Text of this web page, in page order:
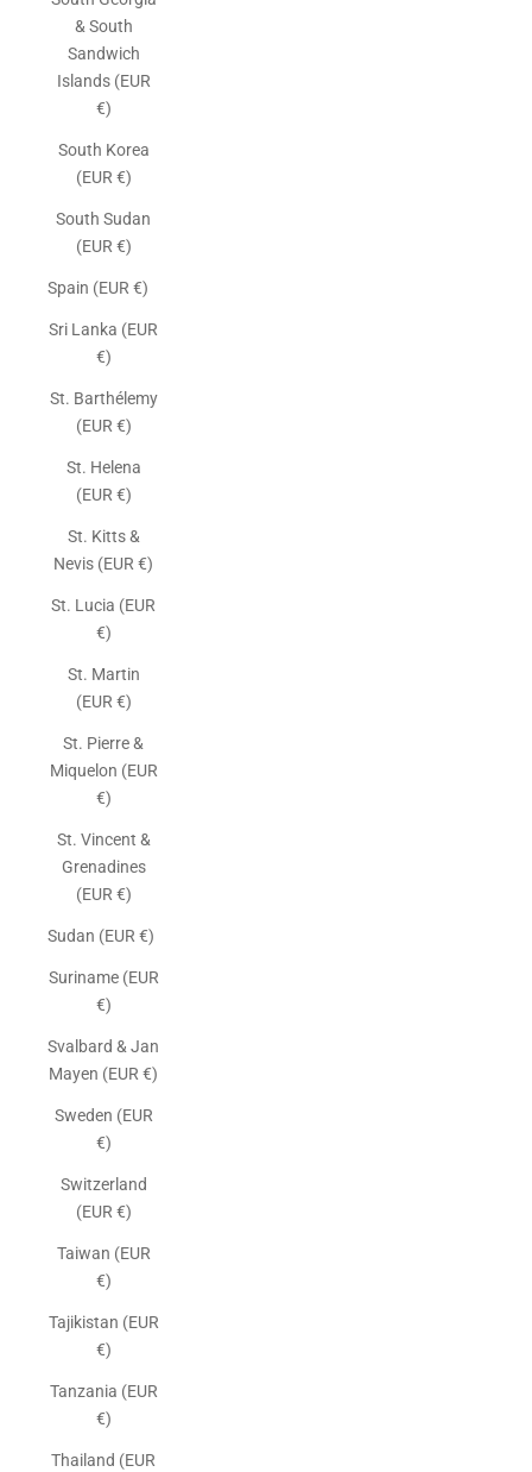
& South
Sandwich
Islands (EUR
€)
South Korea
(EUR €)
South Sudan
(EUR €)
Spain (EUR €)
Sri Lanka (EUR
€)
St. Barthélemy
(EUR €)
St. Helena
(EUR €)
St. Kitts &
Nevis (EUR €)
St. Lucia (EUR
€)
St. Martin
(EUR €)
St. Pierre &
Miquelon (EUR
€)
St. Vincent &
Grenadines
(EUR €)
Sudan (EUR €)
Suriname (EUR
€)
Svalbard & Jan
Mayen (EUR €)
Sweden (EUR
€)
Switzerland
(EUR €)
Taiwan (EUR
€)
Tajikistan (EUR
€)
Tanzania (EUR
€)
Thailand (EUR